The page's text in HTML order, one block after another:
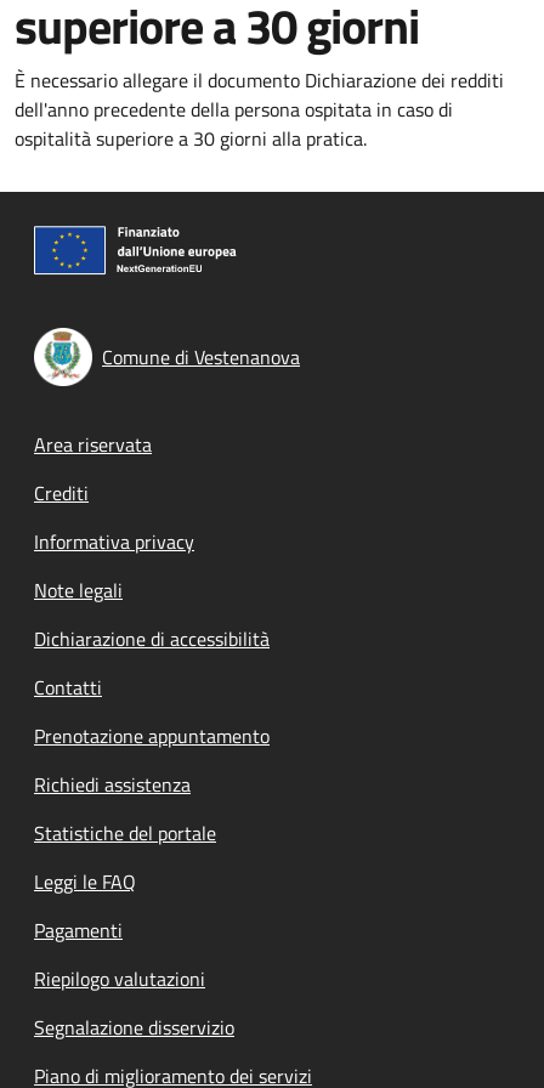
superiore a 30 giorni
È necessario allegare il documento Dichiarazione dei redditi
dell'anno precedente della persona ospitata in caso di
ospitalità superiore a 30 giorni alla pratica.
Comune di Vestenanova
Footer menu
Area riservata
Crediti
Informativa privacy
Note legali
Dichiarazione di accessibilità
Contatti
Prenotazione appuntamento
Richiedi assistenza
Statistiche del portale
Leggi le FAQ
Pagamenti
Riepilogo valutazioni
Segnalazione disservizio
Piano di miglioramento dei servizi